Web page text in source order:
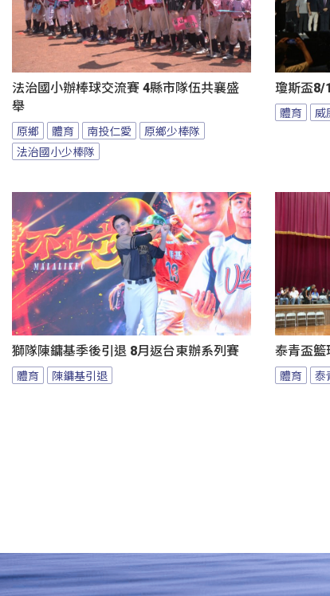
法治國小辦棒球交流賽 4縣市隊伍共襄盛
舉
原鄉 體育 南投仁愛
原鄉少棒隊
法治國小少棒隊
瓊斯盃8/
體育 威
獅隊陳鏞基季後引退 8月返台東辦系列賽
體育 陳鏞基引退
泰青盃籃
體育 泰